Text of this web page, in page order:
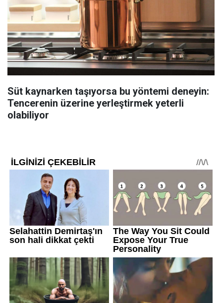
Süt kaynarken taşıyorsa bu yöntemi deneyin:
Tencerenin üzerine yerleştirmek yeterli
olabiliyor